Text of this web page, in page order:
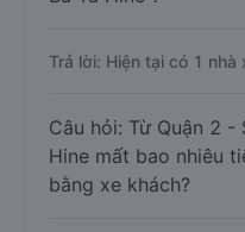
Trả lời: Hiện tại có 1
Câu hỏi: Từ Quận 2 -
Hine mất bao nhiêu
bằng xe khách?